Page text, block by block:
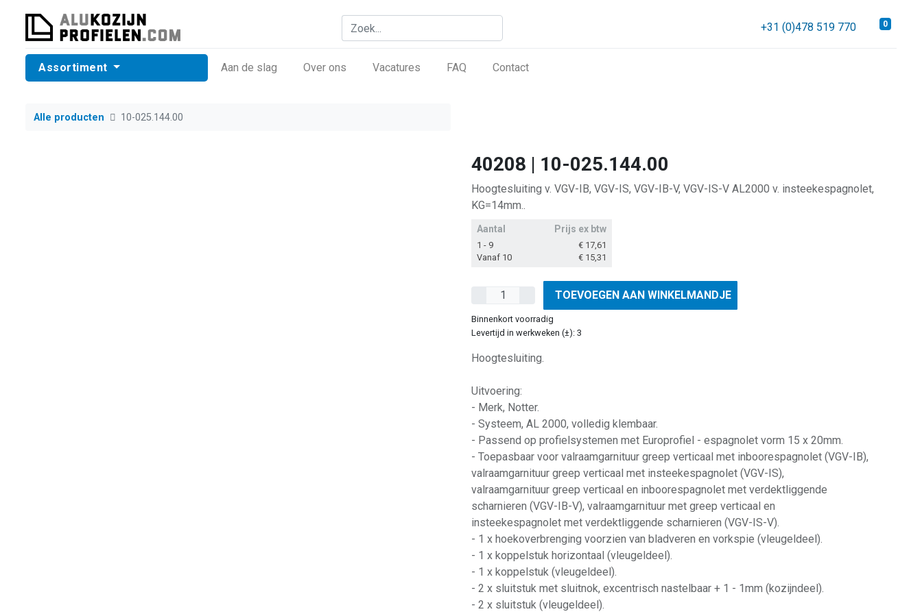
+31 (0)478 519 770 0
Assortiment ​Aan de slag Over ons Vacatures FAQ Contact
Alle producten 10-025.144.00
40208 | 10-025.144.00
Hoogtesluiting v. VGV-IB, VGV-IS, VGV-IB-V, VGV-IS-V AL2000 v. insteekespagnolet,
KG=14mm..
Aantal Prijs ex btw
1 - 9 € 17,61
Vanaf 10
€ 15,31
TOEVOEGEN AAN WINKELMANDJE
Binnenkort voorradig
Levertijd in werkweken (±): 3
Hoogtesluiting.
Uitvoering:
- Merk, Notter.
- Systeem, AL 2000, volledig klembaar.
- Passend op profielsystemen met Europrofiel - espagnolet vorm 15 x 20mm.
- Toepasbaar voor valraamgarnituur greep verticaal met inboorespagnolet (VGV-IB),
valraamgarnituur greep verticaal met insteekespagnolet (VGV-IS),
valraamgarnituur greep verticaal en inboorespagnolet met verdektliggende
scharnieren (VGV-IB-V), valraamgarnituur met greep verticaal en
insteekespagnolet met verdektliggende scharnieren (VGV-IS-V).
- 1 x hoekoverbrenging voorzien van bladveren en vorkspie (vleugeldeel).
- 1 x koppelstuk horizontaal (vleugeldeel).
- 1 x koppelstuk (vleugeldeel).
- 2 x sluitstuk met sluitnok, excentrisch nastelbaar + 1 - 1mm (kozijndeel).
- 2 x sluitstuk (vleugeldeel).